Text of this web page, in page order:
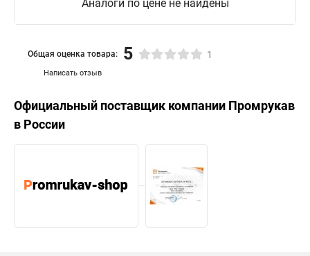
Аналоги по цене не найдены
Написать отзыв
Общая оценка товара: 5 1
Официальный поставщик компании Промрукав
в России